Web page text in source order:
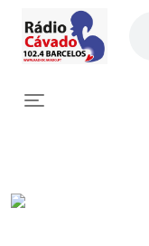
Toggle navigation